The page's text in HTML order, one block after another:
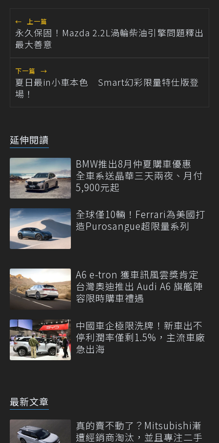
← 上一篇
永久保固！Mazda 2.2L渦輪柴油引擎問題釋出
最大善意
下一篇 →
夏日最in小車本色 Smart幻彩限量特仕版登
場！
延伸閱讀
BMW推出8月仲夏購車優惠
全車系送晶華三天兩夜、月付
5,900元起
全球僅10輛！Ferrari為美國打
造Purosangue超限量系列
A6 e-tron 獲車訊風雲獎肯定
台灣奧迪推出 Audi A6 旗艦陣
容限時購車禮遇
中國車企極限洗牌！新車出不
停利潤率僅剩1.5%，主流車廠
急出海
最新文章
真的賣不動了？Mitsubishi漸
遭經銷商淘汰，並且專注二手